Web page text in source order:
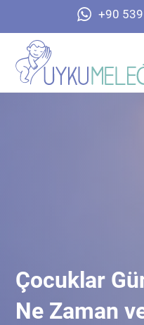
+90
Çocuklar
Ne Zaman